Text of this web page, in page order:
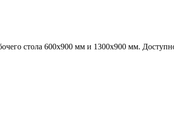
стола 600х900 мм и 1300х900 мм.